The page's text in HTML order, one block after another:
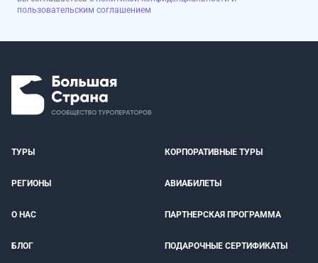
пользовательским соглашением
ТУРЫ КОРПОРАТИВНЫЕ ТУРЫ
РЕГИОНЫ АВИАБИЛЕТЫ
О НАС ПАРТНЕРСКАЯ ПРОГРАММА
БЛОГ ПОДАРОЧНЫЕ СЕРТИФИКАТЫ